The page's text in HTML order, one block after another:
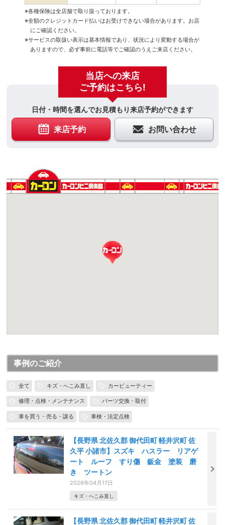
※各種保険は全店舗で取り扱っております。
※全額のクレジットカード払いはお受けできない場合があります。お店
にご確認ください。
※サービスの取扱い表示は基本情報であり、状況により変動する場合が
ありますので、必ず事前に電話等でご確認のうえご来店ください。
当店への来店
ご予約はこちら!
日付・時間を選んでお見積もり来店予約ができます
来店予約 お問い合わせ
事例のご紹介
全て キズ・へこみ直し カービューティー
修理・点検・メンテナンス パーツ交換・取付
車を買う・売る・譲る 車検・法定点検
【長野県 北佐久郡 御代田町 軽井沢町 佐
久平 小諸市】スズキ ハスラー リアゲ
ート ルーフ すり傷 鈑金 塗装 磨
き ツートン
2026年04月17日
キズ・へこみ直し
【長野県 北佐久郡 御代田町 軽井沢町 佐